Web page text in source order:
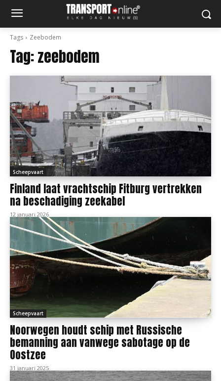
Tags Zeebodem
Tag:zeebodem
Scheepvaart
Finland laat vrachtschip Fitburg vertrekken
na beschadiging zeekabel
12 januari 2026
Scheepvaart
Noorwegen houdt schip met Russische
bemanning aan vanwege sabotage op de
Oostzee
31 januari 2025